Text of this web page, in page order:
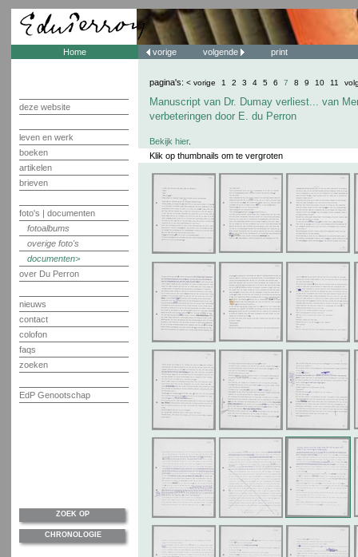
Home
deze website
leven en werk
boeken
artikelen
brieven
foto's | documenten
fotoalbums
overige foto's
documenten
over Du Perron
nieuws
contact
colofon
faqs
zoeken
EdP Genootschap
vorige volgende print
pagina's: < vorige 1 2 3 4 5 6 7 8 9 10 11
Manuscript van Dr. Dumay verliest... van
verbeteringen door E. du Perron
Bekijk hier.
Klik op thumbnails om te vergroten
ZOEK OP
CHRONOLOGIE